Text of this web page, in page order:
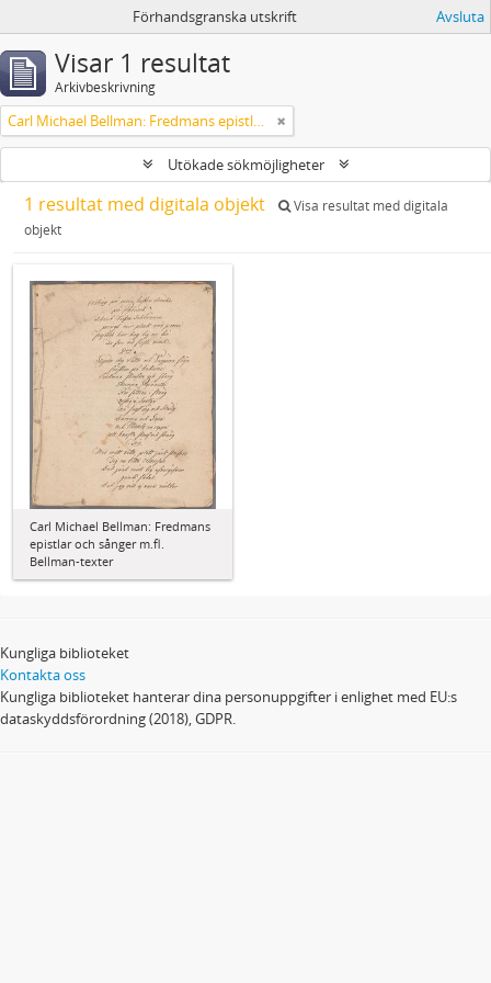
Förhandsgranska utskrift Avsluta
Visar 1 resultat
Arkivbeskrivning
Carl Michael Bellman: Fredmans epistlar och sånger m.fl. Bellman-texter
Utökade sökmöjligheter
1 resultat med digitala objekt
Visa resultat med digitala
objekt
Carl Michael Bellman: Fredmans
epistlar och sånger m.fl.
Bellman-texter
Kungliga biblioteket
Kontakta oss
Kungliga biblioteket hanterar dina personuppgifter i enlighet med EU:s
dataskyddsförordning (2018), GDPR.